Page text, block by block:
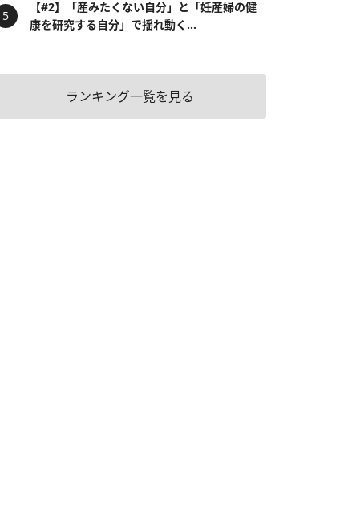
【#2】「産みたくない自分」と「妊産婦の健
康を研究する自分」で揺れ動く...
ランキング一覧を見る